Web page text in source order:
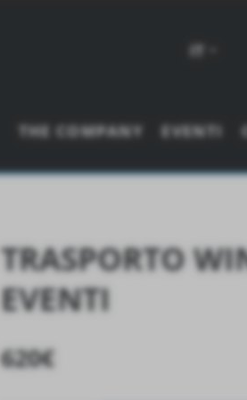
IT
THE COMPANY EVENTI
TRASPORTO
EVENTI
620€